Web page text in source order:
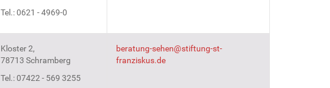
Tel.: 0621 - 4969-0
Kloster 2,
78713 Schramberg
Tel.: 07422 - 569 3255
beratung-sehen@stiftung-st-
franziskus.de